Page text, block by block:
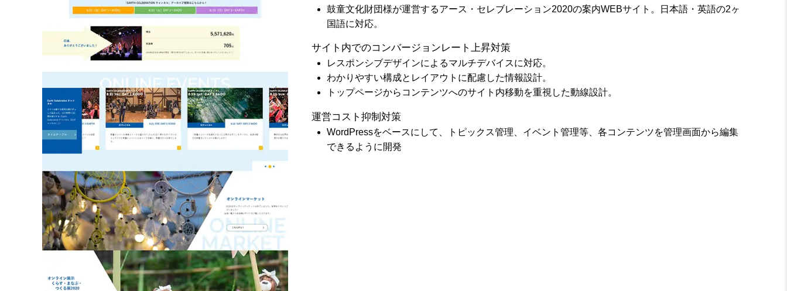
鼓童文化財団様が運営するアース・セレブレーション2020の案内WEBサイト。日本語・英語の2ヶ
国語に対応。
サイト内でのコンバージョンレート上昇対策
レスポンシブデザインによるマルチデバイスに対応。
わかりやすい構成とレイアウトに配慮した情報設計。
トップページからコンテンツへのサイト内移動を重視した動線設計。
運営コスト抑制対策
WordPressをベースにして、トピックス管理、イベント管理等、各コンテンツを管理画面から編集
できるように開発